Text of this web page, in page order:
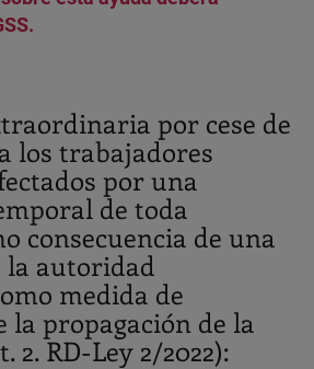
por cese de
los trabajadores
por una
de toda
consecuencia de una
la autoridad
medida de
la propagación de la
2. RD-Ley 2/2022):